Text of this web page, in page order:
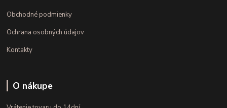
Obchodné podmienky
Ochrana osobných údajov
Kontakty
O nákupe